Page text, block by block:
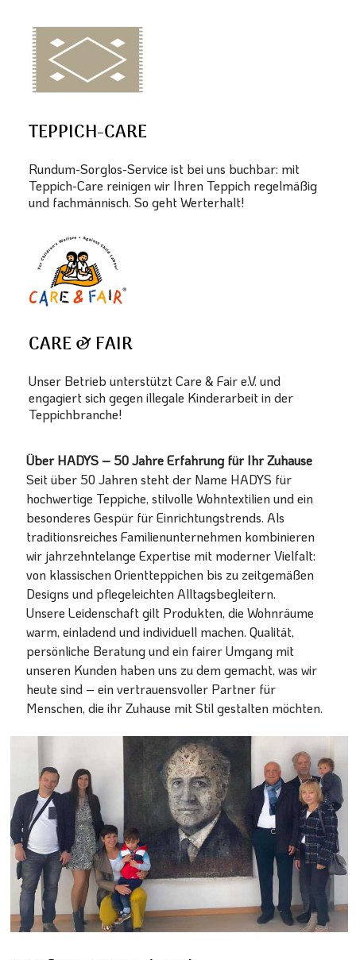
TEPPICH-CARE
Rundum-Sorglos-Service ist bei uns buchbar: mit
Teppich-Care reinigen wir Ihren Teppich regelmäßig
und fachmännisch. So geht Werterhalt!
CARE & FAIR
Unser Betrieb unterstützt Care & Fair e.V. und
engagiert sich gegen illegale Kinderarbeit in der
Teppichbranche!
Über HADYS – 50 Jahre Erfahrung für Ihr Zuhause
Seit über 50 Jahren steht der Name HADYS für
hochwertige Teppiche, stilvolle Wohntextilien und ein
besonderes Gespür für Einrichtungstrends. Als
traditionsreiches Familienunternehmen kombinieren
wir jahrzehntelange Expertise mit moderner Vielfalt:
von klassischen Orientteppichen bis zu zeitgemäßen
Designs und pflegeleichten Alltagsbegleitern.
Unsere Leidenschaft gilt Produkten, die Wohnräume
warm, einladend und individuell machen. Qualität,
persönliche Beratung und ein fairer Umgang mit
unseren Kunden haben uns zu dem gemacht, was wir
heute sind – ein vertrauensvoller Partner für
Menschen, die ihr Zuhause mit Stil gestalten möchten.